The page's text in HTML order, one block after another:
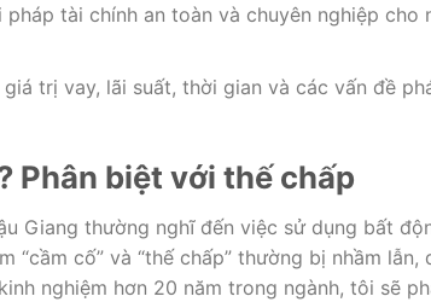
pháp tài chính an toàn và chuyên nghiệp cho
trị vay, lãi suất, thời gian và các vấn đề
Phân biệt với thế chấp
Giang thường nghĩ đến việc sử dụng bất
cố” và “thế chấp” thường bị nhầm lẫn,
nghiệm hơn 20 năm trong ngành, tôi sẽ